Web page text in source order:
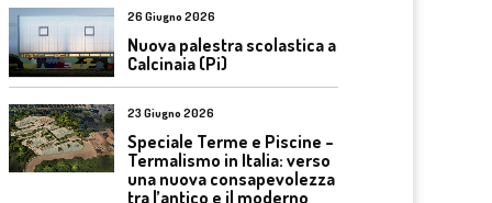
26 Giugno 2026
Nuova palestra scolastica a
Calcinaia (Pi)
23 Giugno 2026
Speciale Terme e Piscine –
Termalismo in Italia: verso
una nuova consapevolezza
tra l’antico e il moderno